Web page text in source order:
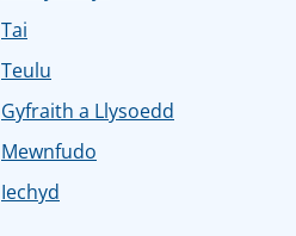
Tai
Teulu
Gyfraith a Llysoedd
Mewnfudo
Iechyd